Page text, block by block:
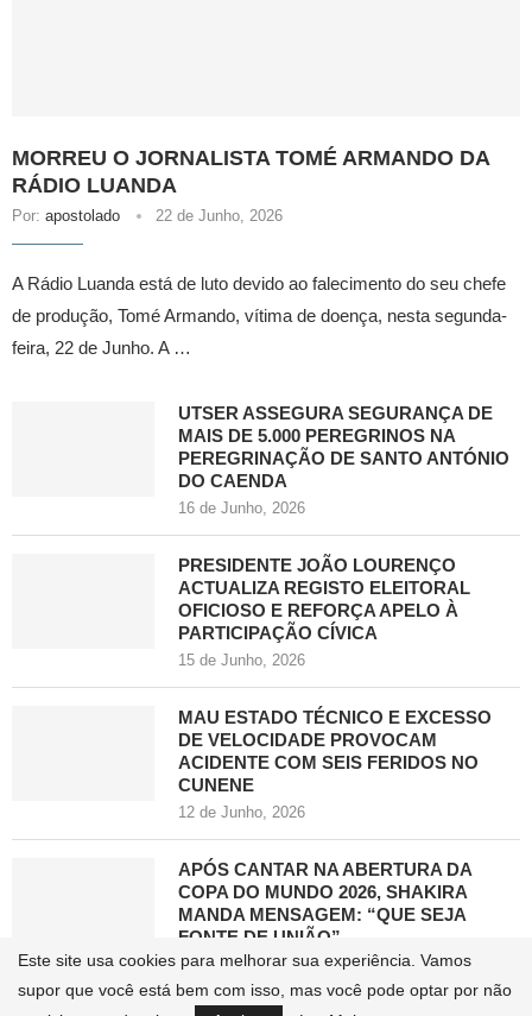
MORREU O JORNALISTA TOMÉ ARMANDO DA
RÁDIO LUANDA
Por: apostolado 22 de Junho, 2026
A Rádio Luanda está de luto devido ao falecimento do seu chefe
de produção, Tomé Armando, vítima de doença, nesta segunda-
feira, 22 de Junho. A …
UTSER ASSEGURA SEGURANÇA DE
MAIS DE 5.000 PEREGRINOS NA
PEREGRINAÇÃO DE SANTO ANTÓNIO
DO CAENDA
16 de Junho, 2026
PRESIDENTE JOÃO LOURENÇO
ACTUALIZA REGISTO ELEITORAL
OFICIOSO E REFORÇA APELO À
PARTICIPAÇÃO CÍVICA
15 de Junho, 2026
MAU ESTADO TÉCNICO E EXCESSO
DE VELOCIDADE PROVOCAM
ACIDENTE COM SEIS FERIDOS NO
CUNENE
12 de Junho, 2026
APÓS CANTAR NA ABERTURA DA
COPA DO MUNDO 2026, SHAKIRA
MANDA MENSAGEM: “QUE SEJA
FONTE DE UNIÃO”
11 de Junho, 2026
Este site usa cookies para melhorar sua experiência. Vamos
supor que você está bem com isso, mas você pode optar por não